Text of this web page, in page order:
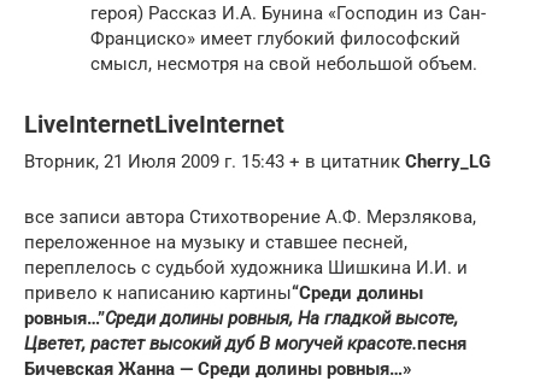
героя) Рассказ И.А. Бунина «Господин из Сан-
Франциско» имеет глубокий философский
смысл, несмотря на свой небольшой объем.
LiveInternetLiveInternet
Вторник, 21 Июля 2009 г. 15:43 + в цитатник Cherry_LG
все записи автора Cтихотворение А.Ф. Мерзлякова,
переложенное на музыку и ставшее песней,
переплелось с судьбой художника Шишкина И.И. и
привело к написанию картины“Среди долины
ровныя…”Среди долины ровныя, На гладкой высоте,
Цветет, растет высокий дуб В могучей красоте.песня
Бичевская Жанна — Среди долины ровныя…»